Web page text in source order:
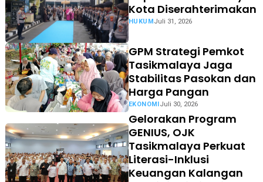
Kota Diserahterimakan
HUKUM Juli 31, 2026
GPM Strategi Pemkot
Tasikmalaya Jaga
Stabilitas Pasokan dan
Harga Pangan
EKONOMI Juli 30, 2026
Gelorakan Program
GENIUS, OJK
Tasikmalaya Perkuat
Literasi-Inklusi
Keuangan Kalangan